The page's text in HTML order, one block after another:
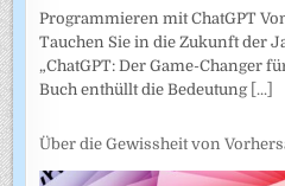
Programmieren mit ChatGPT
Tauchen Sie in die Zukunft der
„ChatGPT: Der Game-Changer
Buch enthüllt die Bedeutung [...]
Über die Gewissheit von